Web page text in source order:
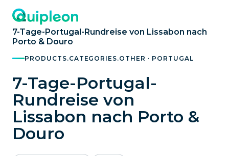
7-Tage-Portugal-Rundreise von Lissabon nach
Porto & Douro
PRODUCTS.CATEGORIES.OTHER · PORTUGAL
7-Tage-Portugal-
Rundreise von
Lissabon nach Porto &
Douro